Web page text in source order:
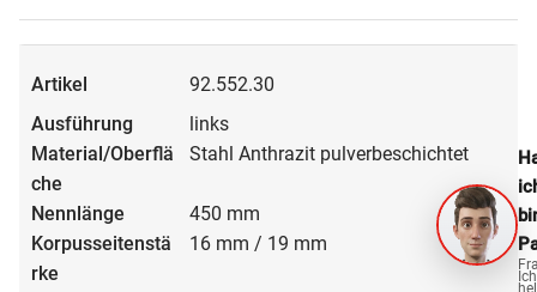
92.552.30
links
Stahl Anthrazit pulverbeschichtet
450 mm
16 mm / 19 mm
Ich